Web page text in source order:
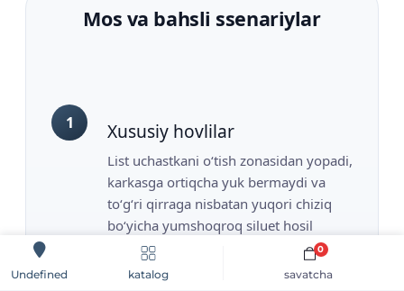
Undefined katalog savatcha
0
Mos va bahsli ssenariylar
1 Xususiy hovlilar
List uchastkani o‘tish zonasidan yopadi,
karkasga ortiqcha yuk bermaydi va
to‘g‘ri qirraga nisbatan yuqori chiziq
bo‘yicha yumshoqroq siluet hosil
qiladi.